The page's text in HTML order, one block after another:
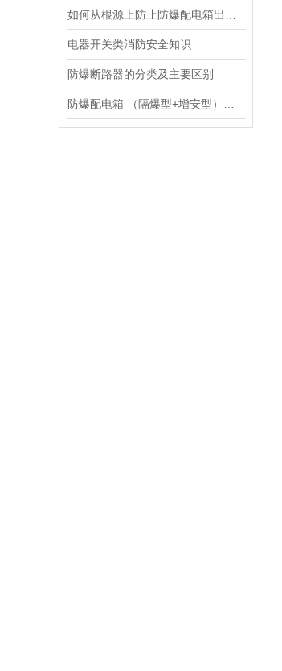
电器开关类消防安全知识
防爆断路器的分类及主要区别